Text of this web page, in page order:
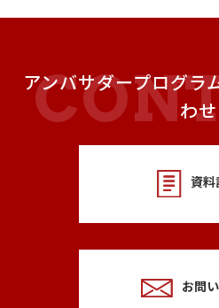
アンバサダープログラ
わせ
資料
お問